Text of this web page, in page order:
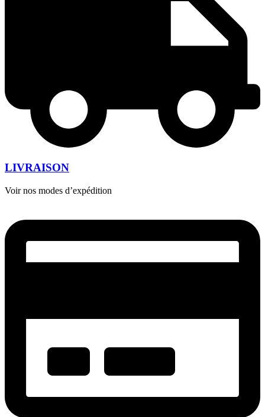
LIVRAISON
Voir nos modes d’expédition